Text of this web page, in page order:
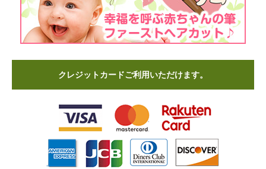
クレジットカードご利用いただけます。